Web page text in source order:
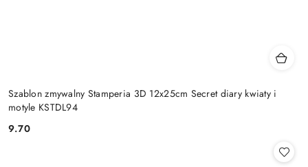
Szablon zmywalny Stamperia 3D 12x25cm Secret diary kwiaty i
motyle KSTDL94
Cena:
9.70